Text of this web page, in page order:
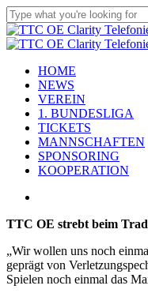
Skip
to
main
Close
Search
Menu
HOME
NEWS
VEREIN
1. BUNDESLIGA
TICKETS
MANNSCHAFTEN
SPONSORING
KOOPERATION
TTC OE strebt beim
„Wir wollen uns noch
geprägt von
Spielen noch einmal das